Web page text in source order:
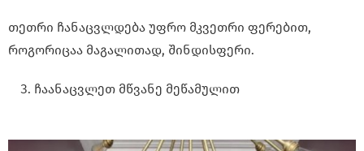
თეთრი ჩანაცვლდება უფრო მკვეთრი ფერებით,
როგორიცაა მაგალითად, შინდისფერი.
ჩაანაცვლეთ მწვანე მეწამულით